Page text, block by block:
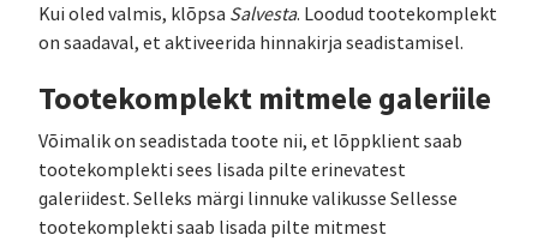
Kui oled valmis, klõpsa Salvesta. Loodud tootekomplekt
on saadaval, et aktiveerida hinnakirja seadistamisel.
Tootekomplekt mitmele galeriile
Võimalik on seadistada toote nii, et lõppklient saab
tootekomplekti sees lisada pilte erinevatest
galeriidest. Selleks märgi linnuke valikusse Sellesse
tootekomplekti saab lisada pilte mitmest